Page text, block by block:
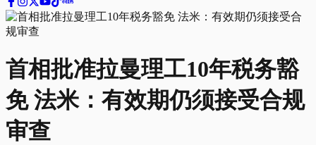
首相批准拉曼理工10年税务豁
免 法米：有效期仍须接受合规
审查